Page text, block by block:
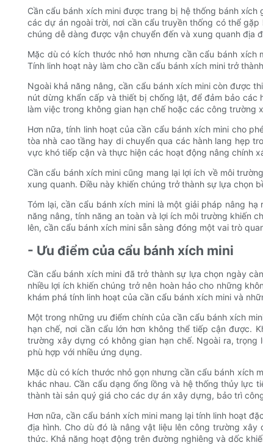
Cần cẩu bánh xích mini được trang bị hệ thống bánh
các dự án ngoài trời, nơi cần cẩu truyền thống có thể
chúng dễ dàng được vận chuyển đến và xung quanh địa
Mặc dù có kích thước nhỏ hơn nhưng cần cẩu bánh
Tính linh hoạt này làm cho cần cẩu bánh xích mini trở
Ngoài khả năng nâng, cần cẩu bánh xích mini còn được
nút dừng khẩn cấp và thiết bị chống lật, để đảm bảo
làm việc trong không gian hạn chế hoặc các công
Hơn nữa, tính linh hoạt của cần cẩu bánh xích mini cho
tòa nhà cao tầng hay di chuyển qua các hành lang hẹp
vực khó tiếp cận và thực hiện các hoạt động nâng chính
Cần cẩu bánh xích mini cũng mang lại lợi ích về môi
xung quanh. Điều này khiến chúng trở thành sự lựa chọn
Tóm lại, cần cẩu bánh xích mini là một giải pháp nâng
năng nâng, tính năng an toàn và lợi ích môi trường khiến
lên, cần cẩu bánh xích mini sẵn sàng đóng một vai trò
- Ưu điểm của cẩu bánh xích mini
Cần cẩu bánh xích mini đã trở thành sự lựa chọn ngày
nhiều lợi ích khiến chúng trở nên hoàn hảo cho những
khám phá tính linh hoạt của cần cẩu bánh xích mini và
Một trong những ưu điểm chính của cần cẩu bánh xích
hạn chế, nơi cần cẩu lớn hơn không thể tiếp cận được.
trường xây dựng có không gian hạn chế. Ngoài ra,
phù hợp với nhiều ứng dụng.
Mặc dù có kích thước nhỏ gọn nhưng cần cẩu bánh xích
khác nhau. Cần cẩu dạng ống lồng và hệ thống thủy lực
thành tài sản quý giá cho các dự án xây dựng, bảo trì
Hơn nữa, cần cẩu bánh xích mini mang lại tính linh hoạt
địa hình. Cho dù đó là nâng vật liệu lên công trường
thức. Khả năng hoạt động trên đường nghiêng và dốc